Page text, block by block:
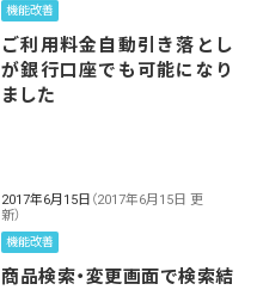
機能改善
ご利用料金自動引き落とし
が銀行口座でも可能になり
ました
2017年6月15日 （2017年6月15日 更
新）
機能改善
商品検索・変更画面で検索結